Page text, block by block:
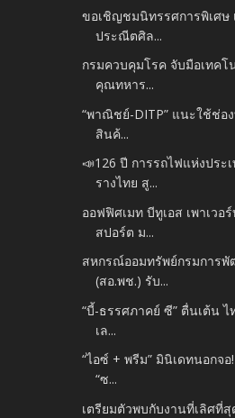
ขอเชิญชมนิทรรศการพิเศษ
ประณีตศิล...
กรมควบคุมโรค จับมือเทคโ
คุณทหาร...
“พาณิชย์-DITP” แนะใช้ช่อ
สินค้...
📣126 ปี การรถไฟแห่งประ
รางไทย สู...
ออฟฟิศเมท บีทูเอส เพาเวอ
สปอร์ต ม...
สหกรณ์ออมทรัพย์กรมการ
(สอ.พช.) รับ...
“บี้-ธรรศภาคย์ ซี” ตื่นเต้น
เล...
“ไอซ์ + พรีม” มินิเดทนอกจ
“ซ...
เตรียมตัวพบกับงานที่เลิศที่